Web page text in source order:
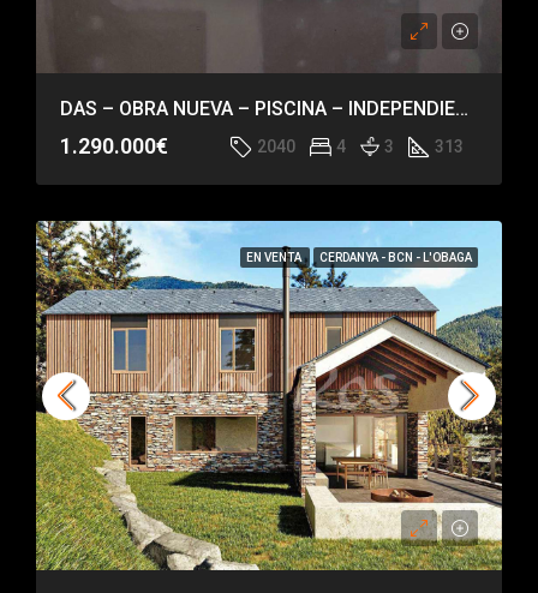
DAS – OBRA NUEVA – PISCINA – INDEPENDIENTE – HABITACIÓN EN PLANTA
1.290.000€ 2040 4 3 313
EN VENTA CERDANYA - BCN - L'OBAGA